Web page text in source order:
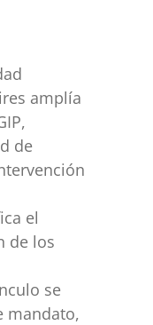
amplía
de
el
de los
se
mandato,